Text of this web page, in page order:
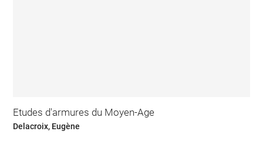
Etudes d'armures du Moyen-Age
Delacroix, Eugène